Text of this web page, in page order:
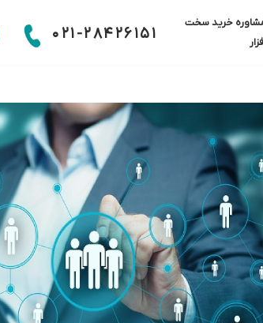
خرید سخت
021-28426151